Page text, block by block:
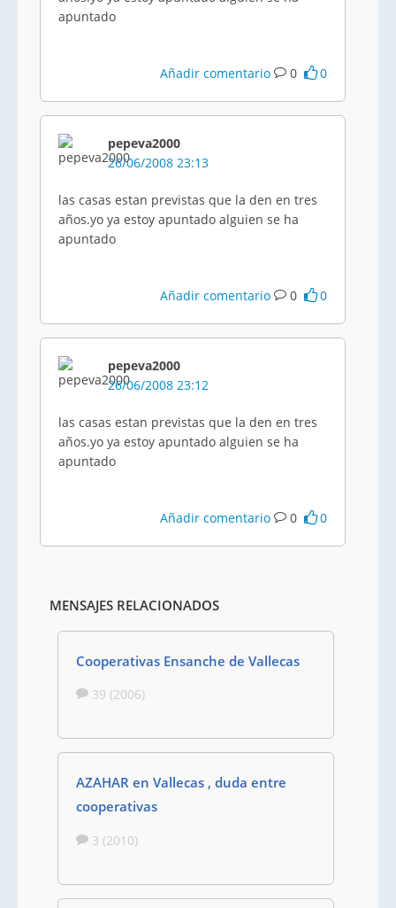
apuntado
Añadir comentario 0 0
pepeva2000
26/06/2008 23:13
las casas estan previstas que la den en tres
años.yo ya estoy apuntado alguien se ha
apuntado
Añadir comentario 0 0
pepeva2000
26/06/2008 23:12
las casas estan previstas que la den en tres
años.yo ya estoy apuntado alguien se ha
apuntado
Añadir comentario 0 0
MENSAJES RELACIONADOS
Cooperativas Ensanche de Vallecas
39 (2006)
AZAHAR en Vallecas , duda entre
cooperativas
3 (2010)